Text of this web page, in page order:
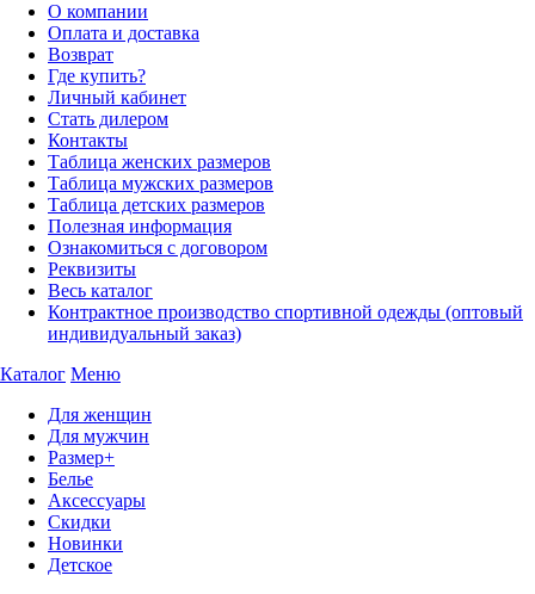
О компании
Оплата и доставка
Возврат
Где купить?
Личный кабинет
Стать дилером
Контакты
Таблица женских размеров
Таблица мужских размеров
Таблица детских размеров
Полезная информация
Ознакомиться с договором
Реквизиты
Весь каталог
Контрактное производство спортивной одежды (оптовый
индивидуальный заказ)
Каталог Меню
Для женщин
Для мужчин
Размер+
Белье
Аксессуары
Скидки
Новинки
Детское